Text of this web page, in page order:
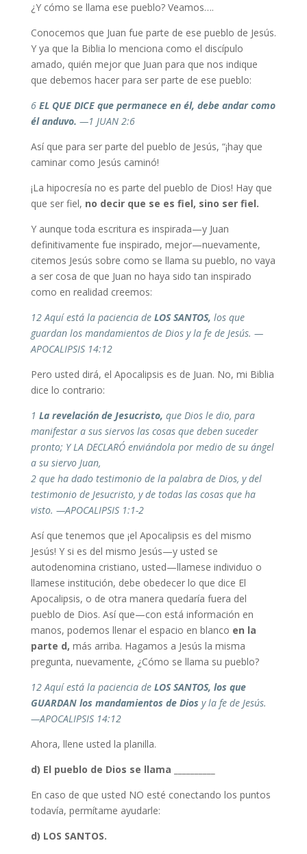
¿Y cómo se llama ese pueblo? Veamos….
Conocemos que Juan fue parte de ese pueblo de Jesús.
Y ya que la Biblia lo menciona como el discípulo
amado, quién mejor que Juan para que nos indique
que debemos hacer para ser parte de ese pueblo:
6 EL QUE DICE que permanece en él, debe andar como
él anduvo. —1 JUAN 2:6
Así que para ser parte del pueblo de Jesús, “¡hay que
caminar como Jesús caminó!
¡La hipocresía no es parte del pueblo de Dios! Hay que
que ser fiel, no decir que se es fiel, sino ser fiel.
Y aunque toda escritura es inspirada—y Juan
definitivamente fue inspirado, mejor—nuevamente,
citemos Jesús sobre como se llama su pueblo, no vaya
a ser cosa de que Juan no haya sido tan inspirado
como en realidad creemos:
12 Aquí está la paciencia de LOS SANTOS, los que
guardan los mandamientos de Dios y la fe de Jesús. —
APOCALIPSIS 14:12
Pero usted dirá, el Apocalipsis es de Juan. No, mi Biblia
dice lo contrario:
1 La revelación de Jesucristo, que Dios le dio, para
manifestar a sus siervos las cosas que deben suceder
pronto; Y LA DECLARÓ enviándola por medio de su ángel
a su siervo Juan,
2 que ha dado testimonio de la palabra de Dios, y del
testimonio de Jesucristo, y de todas las cosas que ha
visto. —APOCALIPSIS 1:1‭-‬2
Así que tenemos que ¡el Apocalipsis es del mismo
Jesús! Y si es del mismo Jesús—y usted se
autodenomina cristiano, usted—llamese individuo o
llamese institución, debe obedecer lo que dice El
Apocalipsis, o de otra manera quedaría fuera del
pueblo de Dios. Así que—con está información en
manos, podemos llenar el espacio en blanco en la
parte d, más arriba. Hagamos a Jesús la misma
pregunta, nuevamente, ¿Cómo se llama su pueblo?
12 Aquí está la paciencia deLOS SANTOS, los que
GUARDAN los mandamientos de Dios y la fe de Jesús.
—APOCALIPSIS 14:12
Ahora, llene usted la planilla.
d) El pueblo de Dios se llama __________
En caso de que usted NO esté conectando los puntos
todavía, permítame ayudarle:
d) LOS SANTOS.